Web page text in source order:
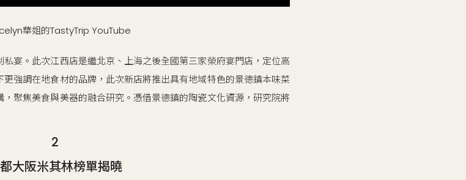
華姐的TastyTrip YouTube
宴。此次江西店是繼北京、上海之後全國第三家榮府宴門店，定位高
強調在地食材的品牌，此次新店將推出具有地域特色的景德鎮本味菜
聚焦美食與美器的融合研究。憑借景德鎮的陶瓷文化資源，研究院將
2
大阪米其林榜單揭曉